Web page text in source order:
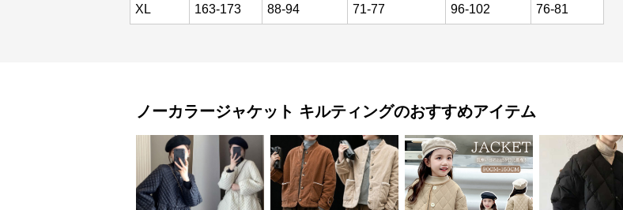
XL 163-173 88-94 71-77 96-102 76-81
ノーカラージャケット キルティングのおすすめアイテム